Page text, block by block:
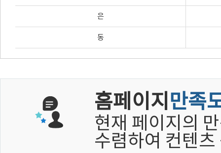
은
동
홈페이지 만족
현재 페이지의
수렴하여 컨텐